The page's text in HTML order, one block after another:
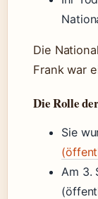
Die
Frank war
Die Rolle
Sie
Am 3.